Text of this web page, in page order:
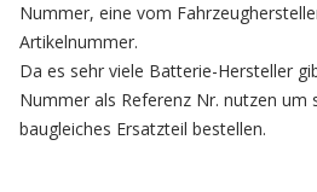
Nummer, eine vom
Artikelnummer.
Da es sehr viele Batterie-Hersteller
Nummer als Referenz Nr. nutzen um
baugleiches Ersatzteil bestellen.